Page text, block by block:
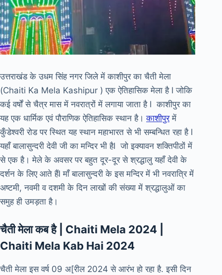
उत्तराखंड के उधम सिंह नगर जिले में काशीपुर का चैती मेला
(Chaiti Ka Mela Kashipur ) एक ऐतिहासिक मेला है l जोकि
कई वर्षों से चैत्र मास में नवरात्रों में लगाया जाता है l काशीपुर का
यह एक धार्मिक एवं पौराणिक ऐतिहासिक स्थान है।काशीपुरमें
कुँडेश्वरी रोड पर स्थित यह स्थान महाभारत से भी सम्बन्धित रहा है l
यहाँ बालासुन्दरी देवी जी का मन्दिर भी हैl जो इक्यावन शक्तिपीठों में
से एक है। मेले के अवसर पर बहुत दूर-दूर से श्रद्धालु यहाँ देवी के
दर्शन के लिए आते हैंl माँ बालासुन्दरी के इस मन्दिर में भी नवरात्रि में
अष्टमी, नवमी व दशमी के दिन लाखों की संख्या में श्रद्धालुओं का
समुह ही उमड़ता है।
चैती मेला कब है | Chaiti Mela 2024 |
Chaiti Mela Kab Hai 2024
चैती मेला इस वर्ष 09 अ[रील 2024 से आरंभ हो रहा है. इसी दिन